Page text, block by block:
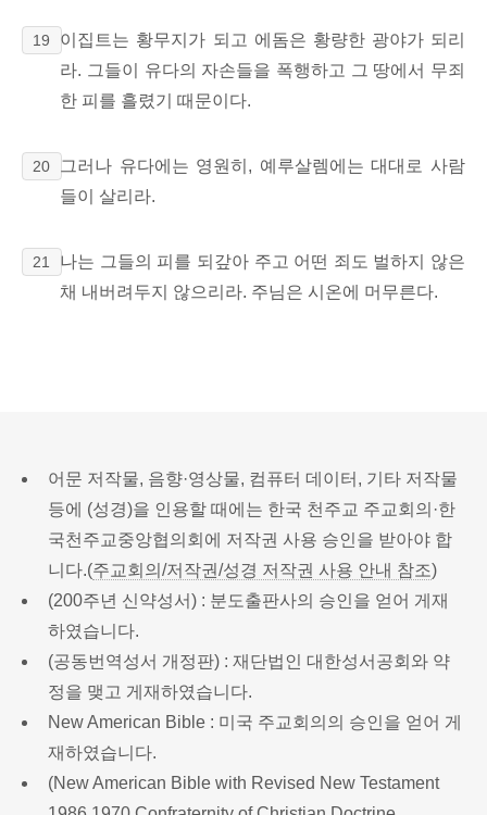
19
이집트는 황무지가 되고 에돔은 황량한 광야가 되리
라. 그들이 유다의 자손들을 폭행하고 그 땅에서 무죄
한 피를 흘렸기 때문이다.
20
그러나 유다에는 영원히, 예루살렘에는 대대로 사람
들이 살리라.
21
나는 그들의 피를 되갚아 주고 어떤 죄도 벌하지 않은
채 내버려두지 않으리라. 주님은 시온에 머무른다.
어문 저작물, 음향·영상물, 컴퓨터 데이터, 기타 저작물
등에 (성경)을 인용할 때에는 한국 천주교 주교회의·한
국천주교중앙협의회에 저작권 사용 승인을 받아야 합
니다.(주교회의/저작권/성경 저작권 사용 안내 참조)
(200주년 신약성서) : 분도출판사의 승인을 얻어 게재
하였습니다.
(공동번역성서 개정판) : 재단법인 대한성서공회와 약
정을 맺고 게재하였습니다.
New American Bible : 미국 주교회의의 승인을 얻어 게
재하였습니다.
(New American Bible with Revised New Testament